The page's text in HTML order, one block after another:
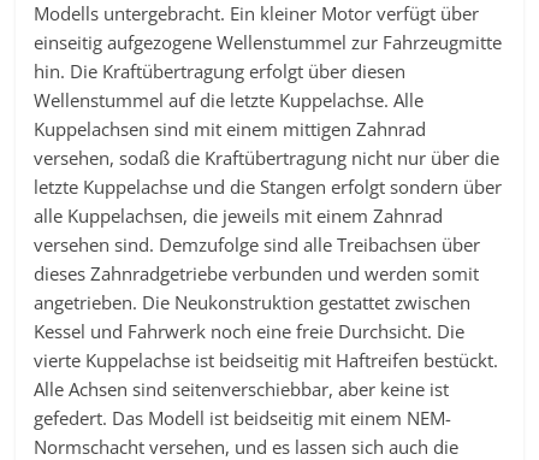
Modells untergebracht. Ein kleiner Motor verfügt über
einseitig aufgezogene Wellenstummel zur Fahrzeugmitte
hin. Die Kraftübertragung erfolgt über diesen
Wellenstummel auf die letzte Kuppelachse. Alle
Kuppelachsen sind mit einem mittigen Zahnrad
versehen, sodaß die Kraftübertragung nicht nur über die
letzte Kuppelachse und die Stangen erfolgt sondern über
alle Kuppelachsen, die jeweils mit einem Zahnrad
versehen sind. Demzufolge sind alle Treibachsen über
dieses Zahnradgetriebe verbunden und werden somit
angetrieben. Die Neukonstruktion gestattet zwischen
Kessel und Fahrwerk noch eine freie Durchsicht. Die
vierte Kuppelachse ist beidseitig mit Haftreifen bestückt.
Alle Achsen sind seitenverschiebbar, aber keine ist
gefedert. Das Modell ist beidseitig mit einem NEM-
Normschacht versehen, und es lassen sich auch die